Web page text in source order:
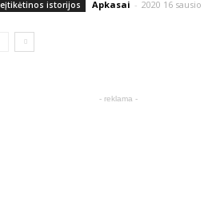
istorijos Apkasai - 2020 16 sausio
- reklama -